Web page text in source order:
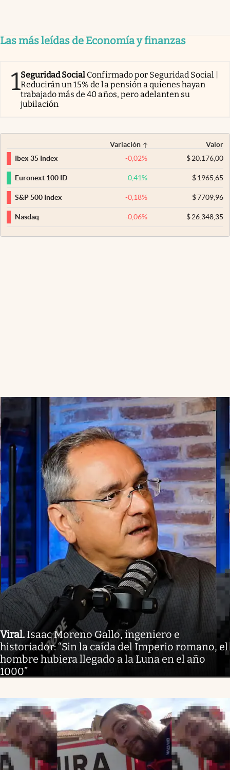
Las más leídas de Economía y finanzas
1Seguridad Social Confirmado por Seguridad Social |
Reducirán un 15% de la pensión a quienes hayan
trabajado más de 40 años, pero adelanten su
jubilación
Variación
Valor
Ibex 35 Index
-0,02% $20.176,00
Euronext 100 ID 0,41% $1965,65
S&P 500 Index -0,18% $7709,96
Nasdaq -0,06% $26.348,35
Viral. Isaac Moreno Gallo, ingeniero e
historiador: “Sin la caída del Imperio romano, el
hombre hubiera llegado a la Luna en el año
1000”